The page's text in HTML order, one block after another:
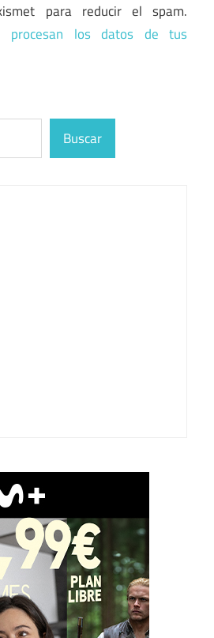
para reducir el spam.
procesan los datos de tus
Buscar